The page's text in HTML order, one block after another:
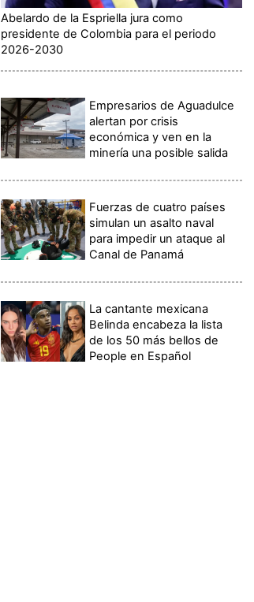
Abelardo de la Espriella jura como
presidente de Colombia para el periodo
2026-2030
Empresarios de Aguadulce
alertan por crisis
económica y ven en la
minería una posible salida
Fuerzas de cuatro países
simulan un asalto naval
para impedir un ataque al
Canal de Panamá
La cantante mexicana
Belinda encabeza la lista
de los 50 más bellos de
People en Español